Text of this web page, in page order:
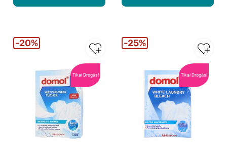
Tikai Drogās!
20%
Tikai Drogās!
25%